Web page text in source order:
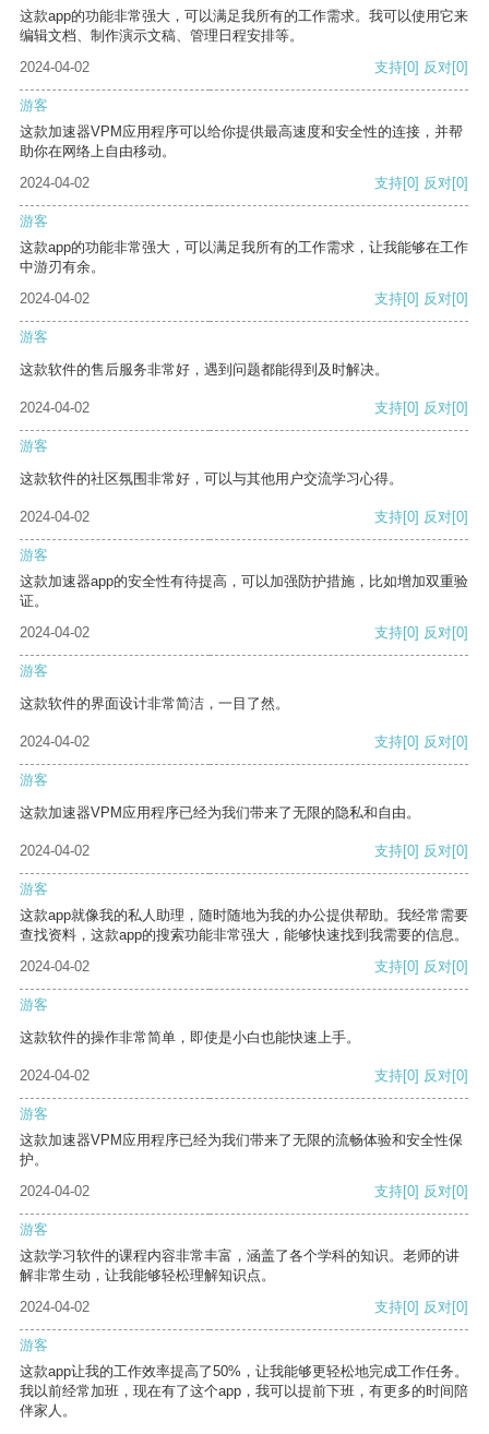
这款app的功能非常强大，可以满足我所有的工作需求。我可以使用它来
编辑文档、制作演示文稿、管理日程安排等。
2024-04-02
支持[0] 反对[0]
游客
这款加速器VPM应用程序可以给你提供最高速度和安全性的连接，并帮
助你在网络上自由移动。
2024-04-02
支持[0] 反对[0]
游客
这款app的功能非常强大，可以满足我所有的工作需求，让我能够在工作
中游刃有余。
2024-04-02
支持[0] 反对[0]
游客
这款软件的售后服务非常好，遇到问题都能得到及时解决。
2024-04-02 支持[0] 反对[0]
游客
这款软件的社区氛围非常好，可以与其他用户交流学习心得。
2024-04-02 支持[0] 反对[0]
游客
这款加速器app的安全性有待提高，可以加强防护措施，比如增加双重验
证。
2024-04-02
支持[0] 反对[0]
游客
这款软件的界面设计非常简洁，一目了然。
2024-04-02 支持[0] 反对[0]
游客
这款加速器VPM应用程序已经为我们带来了无限的隐私和自由。
2024-04-02 支持[0] 反对[0]
游客
这款app就像我的私人助理，随时随地为我的办公提供帮助。我经常需要
查找资料，这款app的搜索功能非常强大，能够快速找到我需要的信息。
2024-04-02
支持[0] 反对[0]
游客
这款软件的操作非常简单，即使是小白也能快速上手。
2024-04-02 支持[0] 反对[0]
游客
这款加速器VPM应用程序已经为我们带来了无限的流畅体验和安全性保
护。
2024-04-02
支持[0] 反对[0]
游客
这款学习软件的课程内容非常丰富，涵盖了各个学科的知识。老师的讲
解非常生动，让我能够轻松理解知识点。
2024-04-02
支持[0] 反对[0]
游客
这款app让我的工作效率提高了50%，让我能够更轻松地完成工作任务。
我以前经常加班，现在有了这个app，我可以提前下班，有更多的时间陪
伴家人。